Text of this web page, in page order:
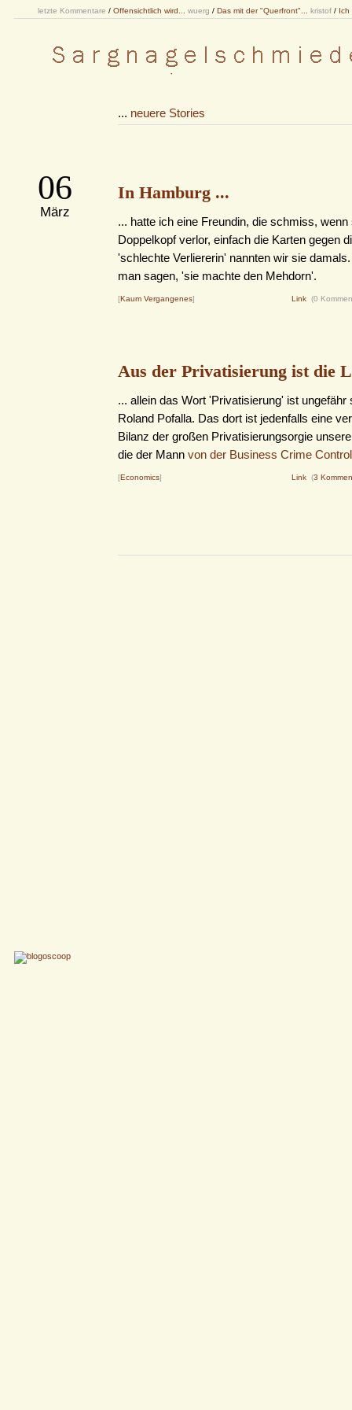
letzte Kommentare / Offensichtlich wird... wuerg / Das mit der "Querfront"... kristof / Ich
... neuere Stories
06
März
In Hamburg ...
... hatte ich eine Freundin, die schmiss, wenn
Doppelkopf verlor, einfach die Karten gegen
'schlechte Verliererin' nannten wir sie
man sagen, 'sie machte den Mehdorn'.
[Kaum Vergangenes] Link (0
Aus der Privatisierung ist die
... allein das Wort 'Privatisierung' ist ungefähr
Roland Pofalla. Das dort ist jedenfalls eine
Bilanz der großen Privatisierungsorgie
die der Mann von der Business Crime Control
[Economics] Link (3